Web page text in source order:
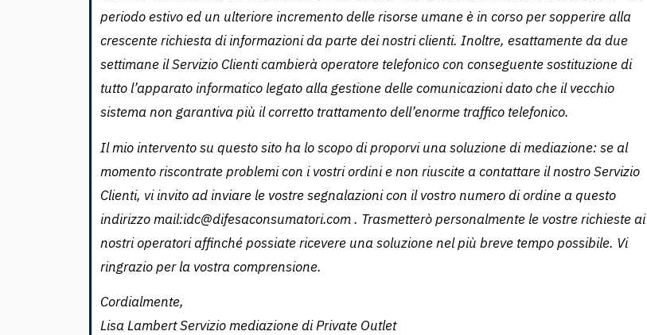
periodo estivo ed un ulteriore incremento delle risorse umane è in corso per sopperire alla
crescente richiesta di informazioni da parte dei nostri clienti. Inoltre, esattamente da due
settimane il Servizio Clienti cambierà operatore telefonico con conseguente sostituzione di
tutto l’apparato informatico legato alla gestione delle comunicazioni dato che il vecchio
sistema non garantiva più il corretto trattamento dell’enorme traffico telefonico.
Il mio intervento su questo sito ha lo scopo di proporvi una soluzione di mediazione: se al
momento riscontrate problemi con i vostri ordini e non riuscite a contattare il nostro Servizio
Clienti, vi invito ad inviare le vostre segnalazioni con il vostro numero di ordine a questo
indirizzo mail:idc@difesaconsumatori.com. Trasmetterò personalmente le vostre richieste ai
nostri operatori affinché possiate ricevere una soluzione nel più breve tempo possibile. Vi
ringrazio per la vostra comprensione.
Cordialmente,
Lisa Lambert Servizio mediazione di Private Outlet